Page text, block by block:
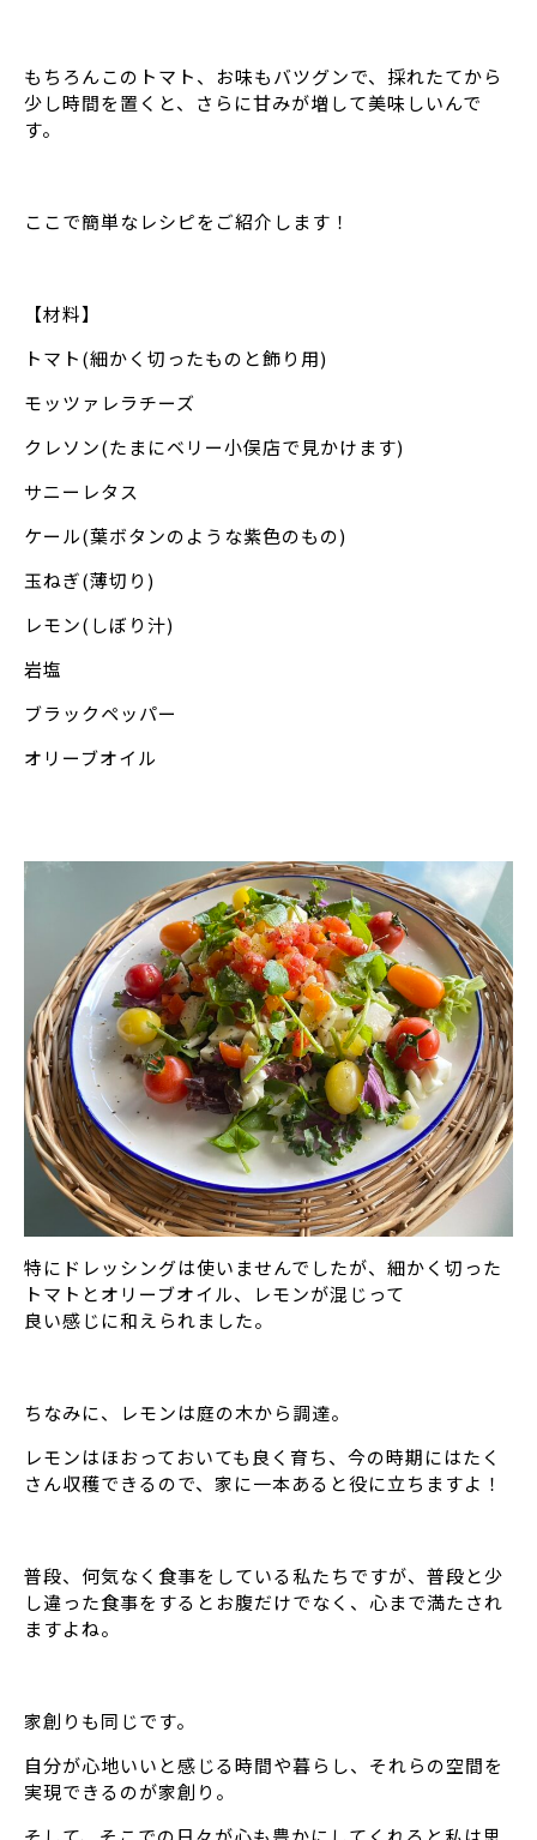
もちろんこのトマト、お味もバツグンで、採れたてから
少し時間を置くと、さらに甘みが増して美味しいんで
す。
ここで簡単なレシピをご紹介します！
【材料】
トマト(細かく切ったものと飾り用)
モッツァレラチーズ
クレソン(たまにベリー小俣店で見かけます)
サニーレタス
ケール(葉ボタンのような紫色のもの)
玉ねぎ(薄切り)
レモン(しぼり汁)
岩塩
ブラックペッパー
オリーブオイル
特にドレッシングは使いませんでしたが、細かく切った
トマトとオリーブオイル、レモンが混じって
良い感じに和えられました。
ちなみに、レモンは庭の木から調達。
レモンはほおっておいても良く育ち、今の時期にはたく
さん収穫できるので、家に一本あると役に立ちますよ！
普段、何気なく食事をしている私たちですが、普段と少
し違った食事をするとお腹だけでなく、心まで満たされ
ますよね。
家創りも同じです。
自分が心地いいと感じる時間や暮らし、それらの空間を
実現できるのが家創り。